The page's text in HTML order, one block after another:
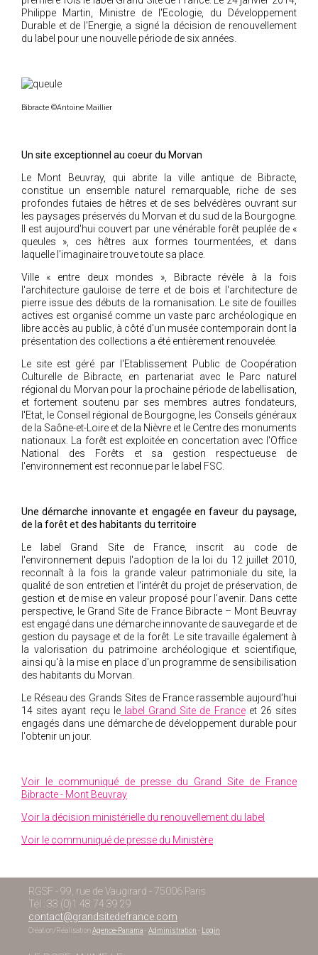
2018
2017
2015
2011
2010
2009
2008
2007
2006
2005
2004
Philippe Martin, Ministre de l'Ecologie, du Développement
Durable et de l'Energie, a signé la décision de renouvellement
du label pour une nouvelle période de six années.
Bibracte ©Antoine Maillier
Un site exceptionnel au coeur du Morvan
Le Mont Beuvray, qui abrite la ville antique de Bibracte,
constitue un ensemble naturel remarquable, riche de ses
profondes futaies de hêtres et de ses belvédères ouvrant sur
les paysages préservés du Morvan et du sud de la Bourgogne.
Il est aujourd'hui couvert par une vénérable forêt peuplée de «
queules », ces hêtres aux formes tourmentées, et dans
laquelle l'imaginaire trouve toute sa place.
Ville « entre deux mondes », Bibracte révèle à la fois
l'architecture gauloise de terre et de bois et l'architecture de
pierre issue des débuts de la romanisation. Le site de fouilles
actives est organisé comme un vaste parc archéologique en
libre accès au public, à côté d'un musée contemporain dont la
présentation des collections a été entièrement renouvelée.
Le site est géré par l'Etablissement Public de Coopération
Culturelle de Bibracte, en partenariat avec le Parc naturel
régional du Morvan pour la prochaine période de labellisation,
et fortement soutenu par ses membres autres fondateurs,
l'Etat, le Conseil régional de Bourgogne, les Conseils généraux
de la Saône-et-Loire et de la Nièvre et le Centre des monuments
nationaux. La forêt est exploitée en concertation avec l'Office
National des Forêts et sa gestion respectueuse de
l'environnement est reconnue par le label FSC.
Une démarche innovante et engagée en faveur du paysage,
de la forêt et des habitants du territoire
Le label Grand Site de France, inscrit au code de
l'environnement depuis l'adoption de la loi du 12 juillet 2010,
reconnaît à la fois la grande valeur patrimoniale du site, la
qualité de son entretien et l'intérêt du projet de préservation, de
gestion et de mise en valeur proposé pour l'avenir. Dans cette
perspective, le Grand Site de France Bibracte – Mont Beuvray
est engagé dans une démarche innovante de sauvegarde et de
gestion du paysage et de la forêt. Le site travaille également à
la valorisation du patrimoine archéologique et scientifique,
ainsi qu'à la mise en place d'un programme de sensibilisation
des habitants du Morvan.
Le Réseau des Grands Sites de France rassemble aujourd'hui
14 sites ayant reçu le label Grand Site de Franceet 26 sites
engagés dans une démarche de développement durable pour
l'obtenir un jour.
Voir le communiqué de presse du Grand Site de France
Bibracte - Mont Beuvray
Voir la décision ministérielle du renouvellement du label
Voir le communiqué de presse du Ministère
RGSF - 99, rue de Vaugirard - 75006 Paris
Tél : 33 (0)1 48 74 39 29
contact@grandsitedefrance.com
Création/RéalisationAgence-Panama - Administration - Login